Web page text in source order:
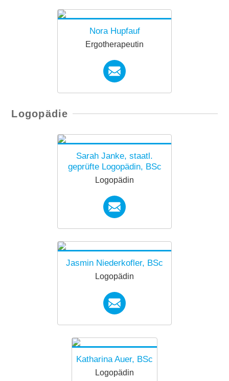
forkids.innsbruck@diakoni
Nora Hupfauf
Ergotherapeutin
Logopädie
Sarah Janke, staatl.
geprüfte Logopädin, BSc
Logopädin
forkids.innsbruck@diakoni
Jasmin Niederkofler, BSc
Logopädin
forkids.innsbruck@diakoni
Katharina Auer, BSc
Logopädin